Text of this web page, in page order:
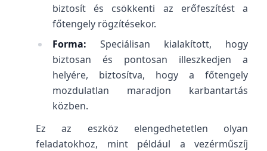
biztosít és csökkenti az erőfeszítést a
főtengely rögzítésekor.
Forma: Speciálisan kialakított, hogy
biztosan és pontosan illeszkedjen a
helyére, biztosítva, hogy a főtengely
mozdulatlan maradjon karbantartás
közben.
Ez az eszköz elengedhetetlen olyan
feladatokhoz, mint például a vezérműszíj